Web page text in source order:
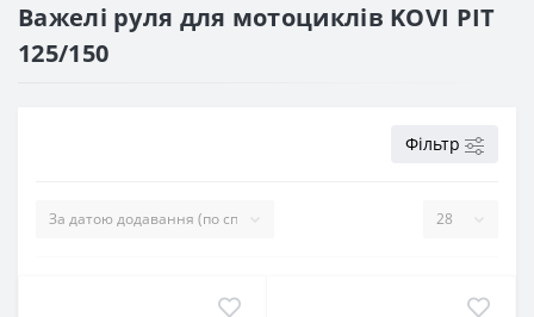
Важелі руля для мотоциклів KOVI PIT
125/150
Фільтр